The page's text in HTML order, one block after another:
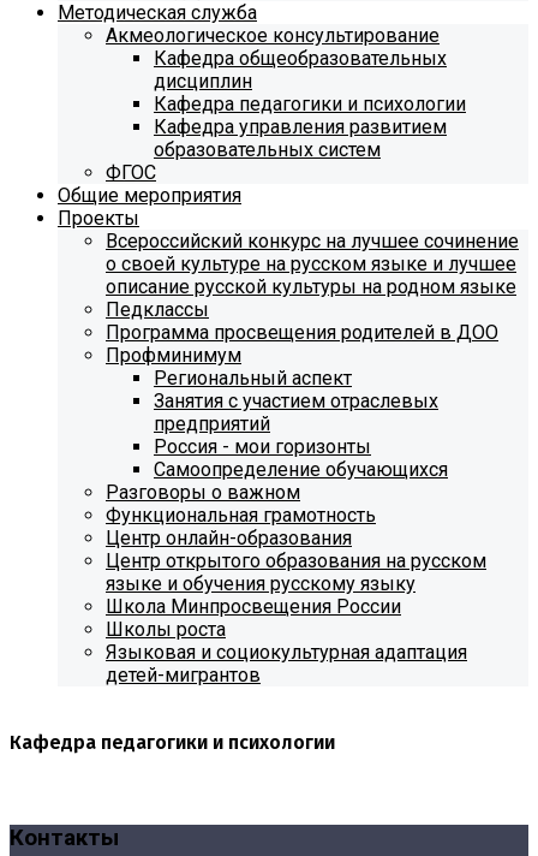
Методическая служба
Акмеологическое консультирование
Кафедра общеобразовательных
дисциплин
Кафедра педагогики и психологии
Кафедра управления развитием
образовательных систем
ФГОС
Общие мероприятия
Проекты
Всероссийский конкурс на лучшее сочинение
о своей культуре на русском языке и лучшее
описание русской культуры на родном языке
Педклассы
Программа просвещения родителей в ДОО
Профминимум
Региональный аспект
Занятия с участием отраслевых
предприятий
Россия - мои горизонты
Самоопределение обучающихся
Разговоры о важном
Функциональная грамотность
Центр онлайн-образования
Центр открытого образования на русском
языке и обучения русскому языку
Школа Минпросвещения России
Школы роста
Языковая и социокультурная адаптация
детей-мигрантов
Кафедра педагогики и психологии
Контакты